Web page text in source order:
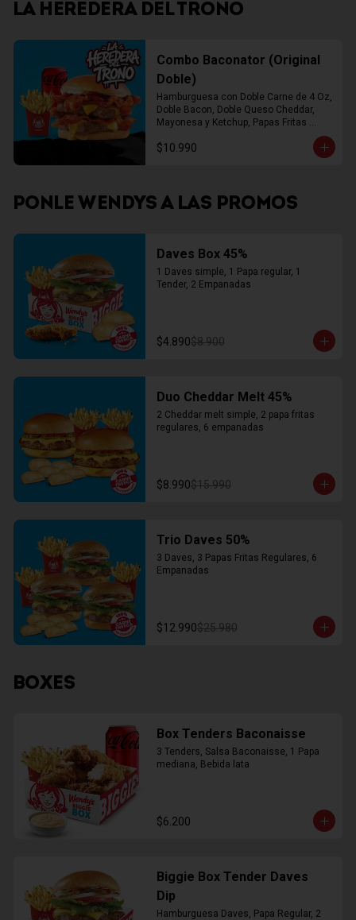
LA HEREDERA DEL TRONO
Combo Baconator (Original
Doble)
Hamburguesa con Doble Carne de 4 Oz,
Doble Bacon, Doble Queso Cheddar,
Mayonesa y Ketchup, Papas Fritas
$10.990
PONLE WENDYS A LAS PROMOS
Daves Box 45%
1 Daves simple, 1 Papa regular, 1
Tender, 2 Empanadas
$4.890$8.900
Duo Cheddar Melt 45%
2 Cheddar melt simple, 2 papa fritas
regulares, 6 empanadas
$8.990$15.990
Trio Daves 50%
3 Daves, 3 Papas Fritas Regulares, 6
Empanadas
$12.990$25.980
BOXES
Box Tenders Baconaisse
3 Tenders, Salsa Baconaisse, 1 Papa
mediana, Bebida lata
$6.200
Biggie Box Tender Daves
Dip
Hamburguesa Daves, Papa Regular, 2